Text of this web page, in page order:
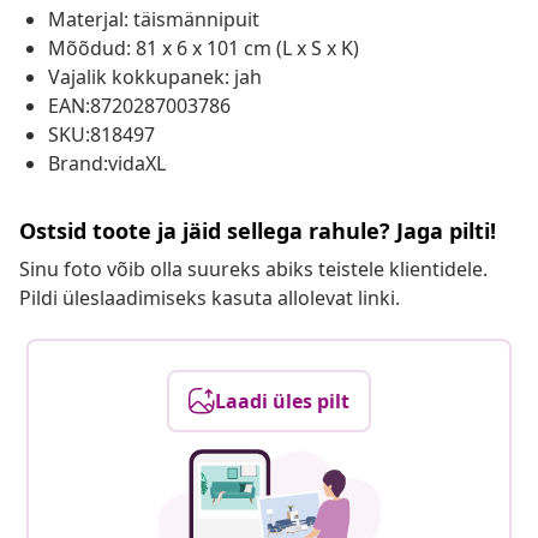
Materjal: täismännipuit
Mõõdud: 81 x 6 x 101 cm (L x S x K)
Vajalik kokkupanek: jah
EAN:8720287003786
SKU:818497
Brand:vidaXL
Ostsid toote ja jäid sellega rahule? Jaga pilti!
Sinu foto võib olla suureks abiks teistele klientidele.
Pildi üleslaadimiseks kasuta allolevat linki.
Laadi üles pilt